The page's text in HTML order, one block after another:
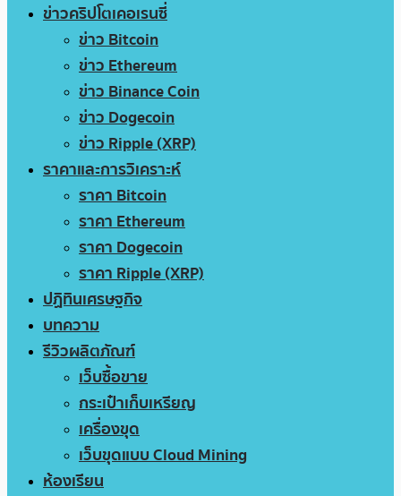
ข่าวคริปโตเคอเรนซี่
ข่าว Bitcoin
ข่าว Ethereum
ข่าว Binance Coin
ข่าว Dogecoin
ข่าว Ripple (XRP)
ราคาและการวิเคราะห์
ราคา Bitcoin
ราคา Ethereum
ราคา Dogecoin
ราคา Ripple (XRP)
ปฏิทินเศรษฐกิจ
บทความ
รีวิวผลิตภัณฑ์
เว็บซื้อขาย
กระเป๋าเก็บเหรียญ
เครื่องขุด
เว็บขุดแบบ Cloud Mining
ห้องเรียน